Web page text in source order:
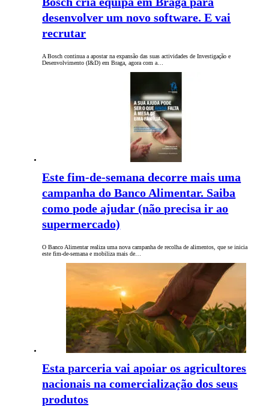
desenvolver um novo software. E vai
recrutar
A Bosch continua a apostar na expansão das suas actividades de Investigação e
Desenvolvimento (I&D) em Braga, agora com a…
Este fim-de-semana decorre mais uma
campanha do Banco Alimentar. Saiba
como pode ajudar (não precisa ir ao
supermercado)
O Banco Alimentar realiza uma nova campanha de recolha de alimentos, que se inicia
este fim-de-semana e mobiliza mais de…
Esta parceria vai apoiar os agricultores
nacionais na comercialização dos seus
produtos